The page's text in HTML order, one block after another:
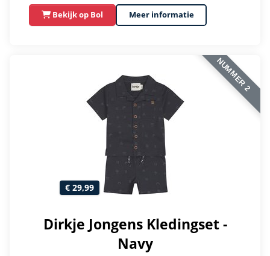
Bekijk op Bol Meer informatie
NUMMER 2
€ 29,99
Dirkje Jongens Kledingset -
Navy